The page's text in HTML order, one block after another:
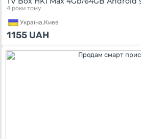
4 роки тому
Україна,Киев
1155 UAH